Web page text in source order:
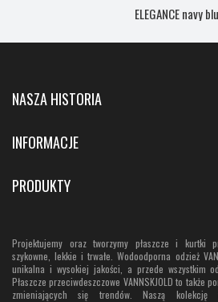
ELEGANCE navy
NASZA HISTORIA
INFORMACJE
PRODUKTY
Projektujemy oraz tworzymy płaszcze i kurtki
szykowne, lekkie i trwałe. Wodoodporna odzież
unikalna i wysokiej jakości, a przede wszystkim
Płaszcze przeciwdeszczowe VANNSKJOLD to także
zmieniających się trendów. Naszą